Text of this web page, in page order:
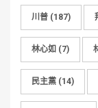
川普 (187)
林心如 (7)
民主黨 (14)